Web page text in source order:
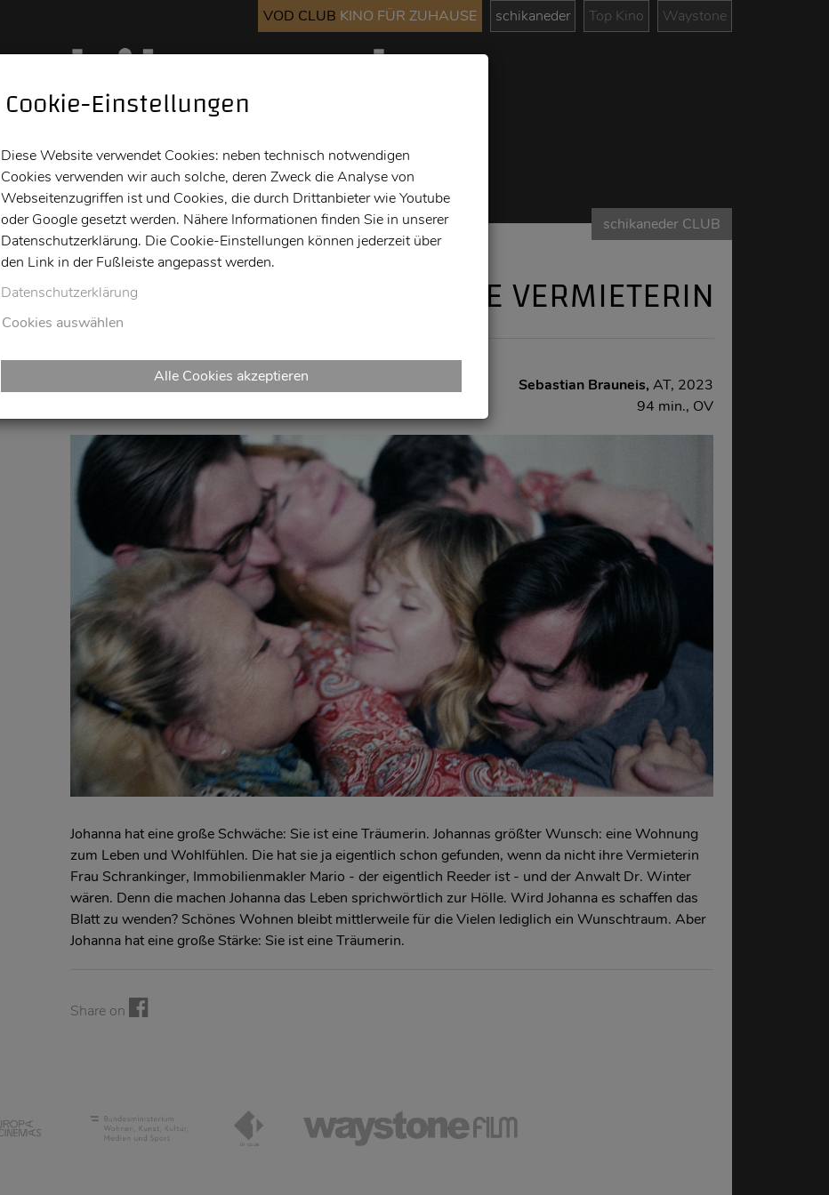
VOD CLUB KINO FÜR ZUHAUSE schikaneder Top Kino Waystone
Kino Bar Info
schikaneder CLUB
DIE VERMIETERIN
Sebastian Brauneis,AT, 2023
94 min., OV
Johanna hat eine große Schwäche: Sie ist eine Träumerin. Johannas größter Wunsch: eine Wohnung
zum Leben und Wohlfühlen. Die hat sie ja eigentlich schon gefunden, wenn da nicht ihre Vermieterin
Frau Schrankinger, Immobilienmakler Mario - der eigentlich Reeder ist - und der Anwalt Dr. Winter
wären. Denn die machen Johanna das Leben sprichwörtlich zur Hölle. Wird Johanna es schaffen das
Blatt zu wenden? Schönes Wohnen bleibt mittlerweile für die Vielen lediglich ein Wunschtraum. Aber
Johanna hat eine große Stärke: Sie ist eine Träumerin.
Share on
Cookie-Einstellungen
Diese Website verwendet Cookies: neben technisch notwendigen
Cookies verwenden wir auch solche, deren Zweck die Analyse von
Webseitenzugriffen ist und Cookies, die durch Drittanbieter wie Youtube
oder Google gesetzt werden. Nähere Informationen finden Sie in unserer
Datenschutzerklärung. Die Cookie-Einstellungen können jederzeit über
den Link in der Fußleiste angepasst werden.
Datenschutzerklärung
Cookies auswählen
Alle Cookies akzeptieren